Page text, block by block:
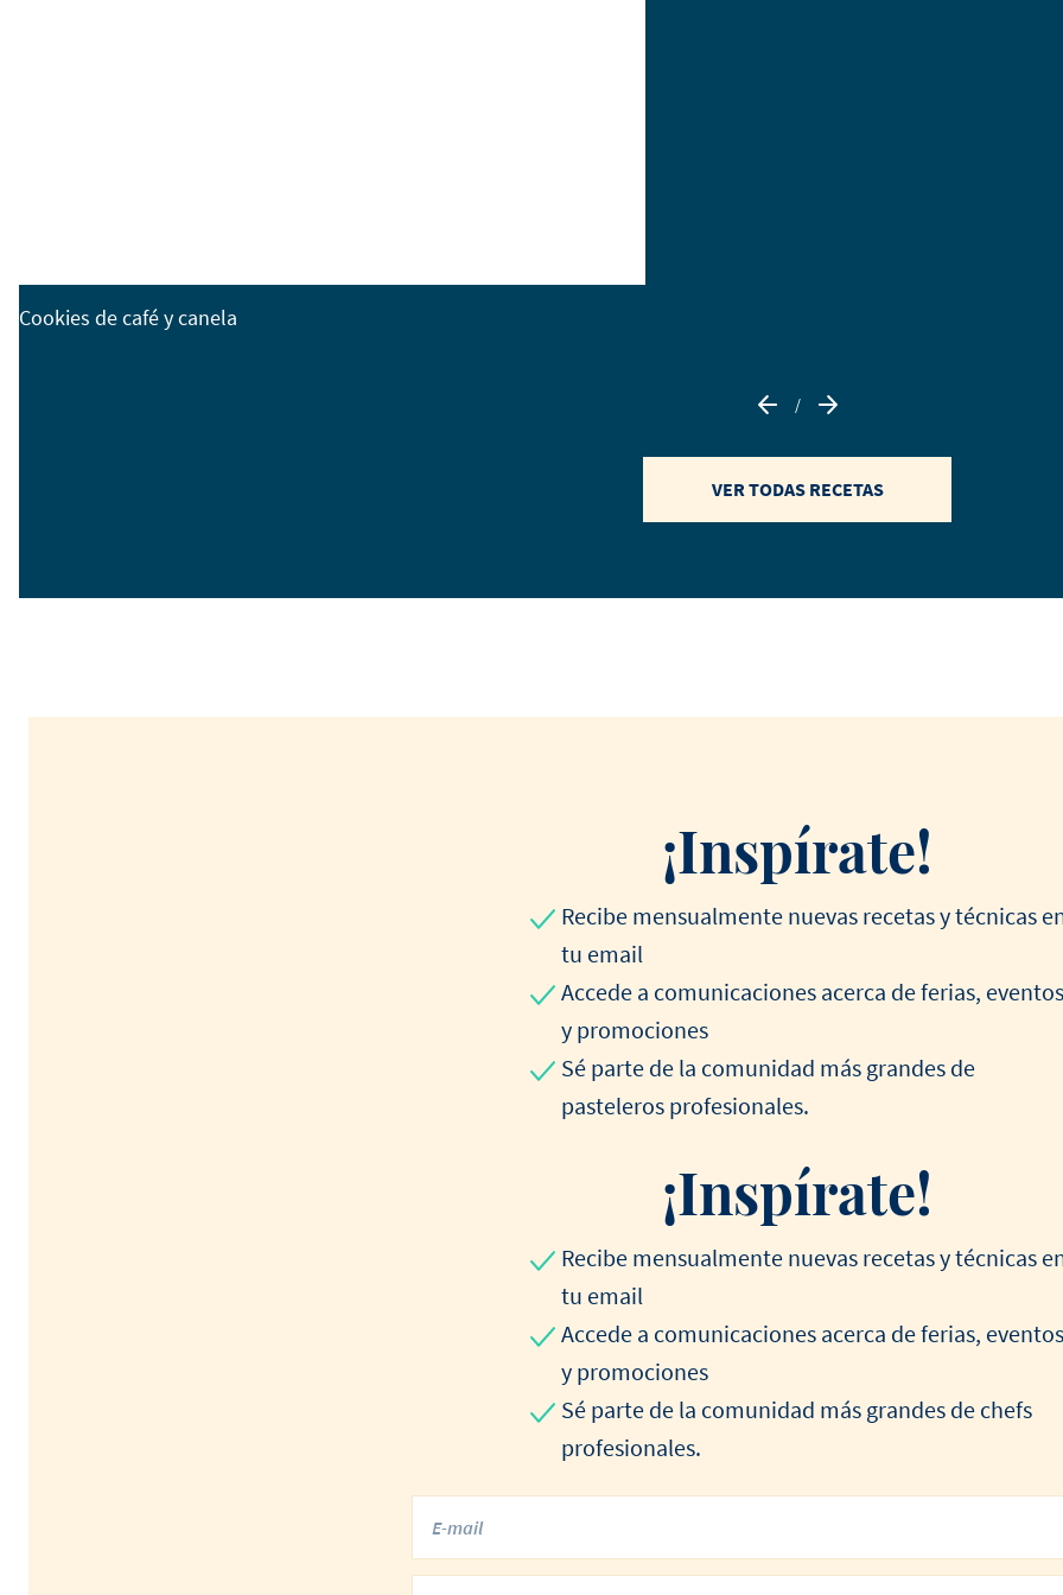
Cookies de café y canela
/
VER TODAS RECETAS
¡Inspírate!
Recibe mensualmente nuevas recetas y técnicas
tu email
Accede a comunicaciones acerca de ferias, eventos
y promociones
Sé parte de la comunidad más grandes de
pasteleros profesionales.
¡Inspírate!
Recibe mensualmente nuevas recetas y técnicas
tu email
Accede a comunicaciones acerca de ferias, eventos
y promociones
Sé parte de la comunidad más grandes de chefs
profesionales.